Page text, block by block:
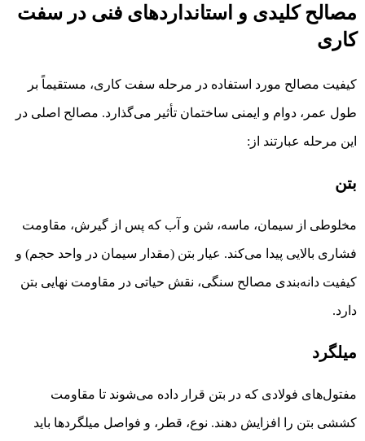
مصالح کلیدی و استانداردهای فنی در سفت
کاری
کیفیت مصالح مورد استفاده در مرحله سفت کاری، مستقیماً بر
طول عمر، دوام و ایمنی ساختمان تأثیر می‌گذارد. مصالح اصلی در
این مرحله عبارتند از:
بتن
مخلوطی از سیمان، ماسه، شن و آب که پس از گیرش، مقاومت
فشاری بالایی پیدا می‌کند. عیار بتن (مقدار سیمان در واحد حجم) و
کیفیت دانه‌بندی مصالح سنگی، نقش حیاتی در مقاومت نهایی بتن
دارد.
میلگرد
مفتول‌های فولادی که در بتن قرار داده می‌شوند تا مقاومت
کششی بتن را افزایش دهند. نوع، قطر، و فواصل میلگردها باید